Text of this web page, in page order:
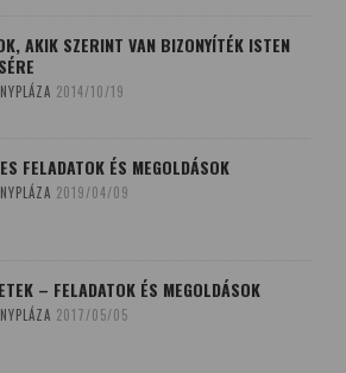
AKIK SZERINT VAN BIZONYÍTÉK ISTEN
2014/10/19
FELADATOK ÉS MEGOLDÁSOK
2019/04/09
– FELADATOK ÉS MEGOLDÁSOK
2017/05/05